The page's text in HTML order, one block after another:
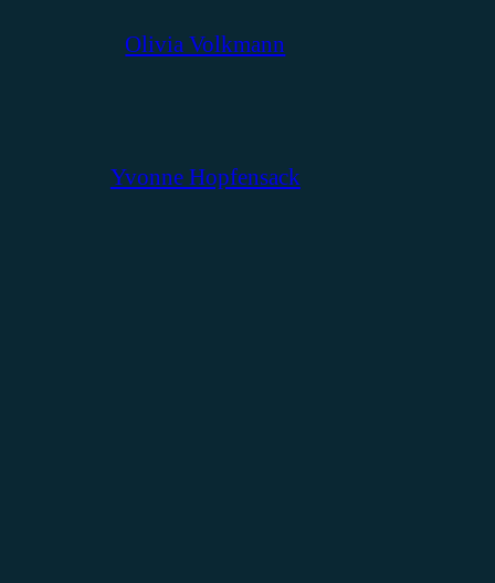
Olivia Volkmann
Yvonne Hopfensack